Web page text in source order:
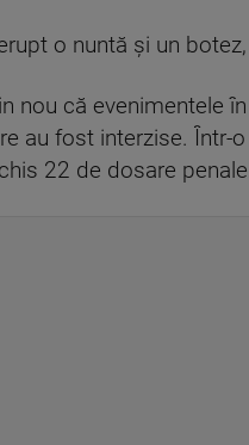
o nuntă şi un
nou că evenimentele
au fost interzise.
22 de dosare